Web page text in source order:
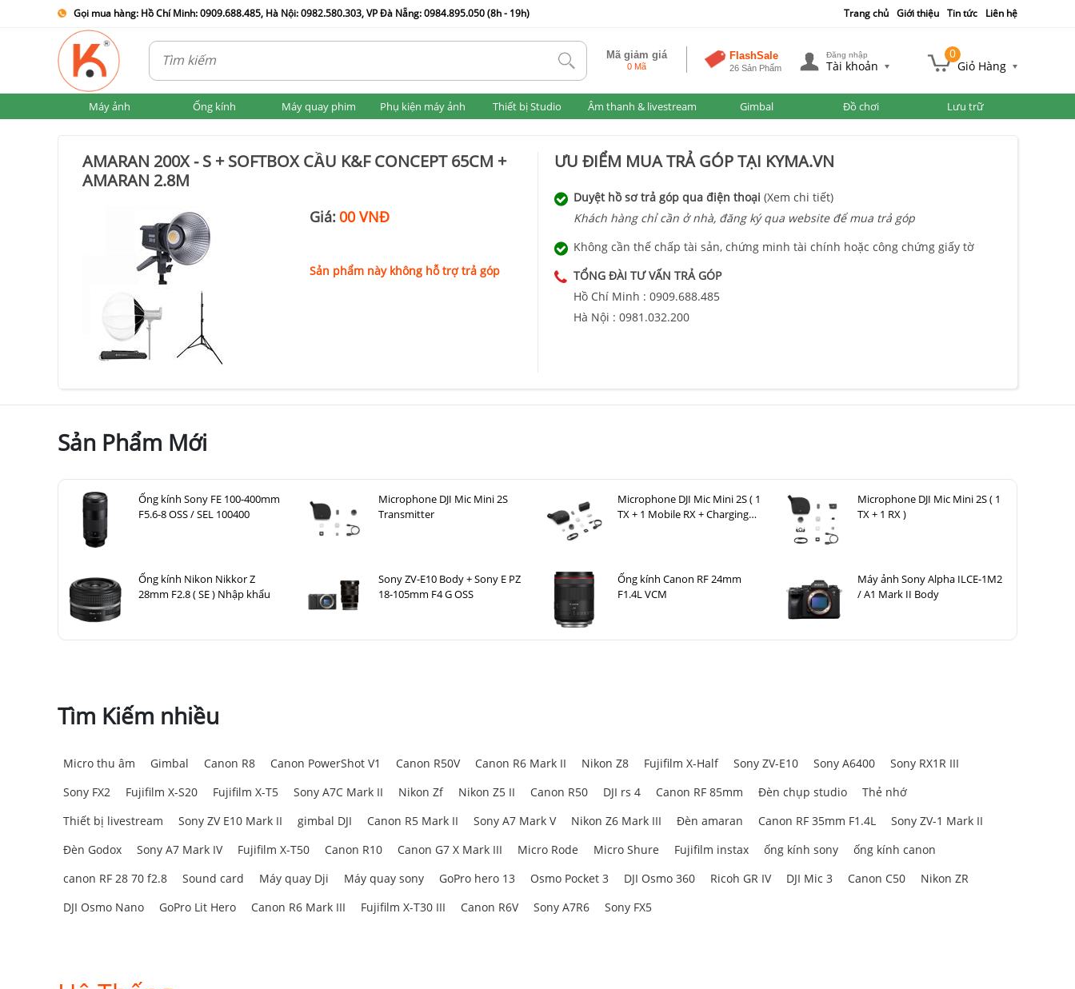
Gọi mua hàng: Hồ Chí Minh: 0909.688.485, Hà Nội: 0982.580.303, VP Đà Nẵng: 0984.895.050 (8h - 19h) Trang chủ Giới thiệu Tin tức Liên hệ
tlk Mã giảm giá
0 Mã
FlashSale
26 Sản Phẩm
Đăng nhập
Tài khoản
0
Giỏ Hàng
Máy ảnh Ống kính Máy quay phim Phụ kiện máy ảnh Thiết bị Studio Âm thanh & livestream Gimbal Đồ chơi Lưu trữ
AMARAN 200X - S + SOFTBOX CẦU K&F CONCEPT 65CM +
AMARAN 2.8M
Giá: 00 VNĐ
Sản phẩm này không hỗ trợ trả góp
ƯU ĐIỂM MUA TRẢ GÓP TẠI KYMA.VN
Duyệt hồ sơ trả góp qua điện thoại (Xem chi tiết)
Khách hàng chỉ cần ở nhà, đăng ký qua website để mua trả góp
Không cần thế chấp tài sản, chứng minh tài chính hoặc công chứng giấy tờ
TỔNG ĐÀI TƯ VẤN TRẢ GÓP
Hồ Chí Minh : 0909.688.485
Hà Nội : 0981.032.200
Sản Phẩm Mới
Ống kính Sony FE 100-400mm
F5.6-8 OSS / SEL 100400
Microphone DJI Mic Mini 2S
Transmitter
Microphone DJI Mic Mini 2S ( 1
TX + 1 Mobile RX + Charging
Microphone DJI Mic Mini 2S ( 1
TX + 1 RX )
Ống kính Nikon Nikkor Z
28mm F2.8 ( SE ) Nhập khẩu
Sony ZV-E10 Body + Sony E PZ
18-105mm F4 G OSS
Ống kính Canon RF 24mm
F1.4L VCM
Máy ảnh Sony Alpha ILCE-1M2
/ A1 Mark II Body
Tìm Kiếm nhiều
Micro thu âm Gimbal Canon R8 Canon PowerShot V1 Canon R50V Canon R6 Mark II Nikon Z8 Fujifilm X-Half Sony ZV-E10 Sony A6400
Sony RX1R III
Sony FX2
Fujifilm X-S20 Fujifilm X-T5 Sony A7C Mark II Nikon Zf Nikon Z5 II Canon R50 DJI rs 4 Canon RF 85mm Đèn chụp studio
Thẻ nhớ
Thiết bị livestream
Sony ZV E10 Mark II gimbal DJI Canon R5 Mark II Sony A7 Mark V Nikon Z6 Mark III Đèn amaran Canon RF 35mm F1.4L
Sony ZV-1 Mark II
Đèn Godox
Sony A7 Mark IV Fujifilm X-T50 Canon R10 Canon G7 X Mark III Micro Rode Micro Shure Fujifilm instax ống kính sony
ống kính canon
canon RF 28 70 f2.8
Sound card Máy quay Dji Máy quay sony GoPro hero 13 Osmo Pocket 3 DJI Osmo 360 Ricoh GR IV DJI Mic 3 Canon C50
Nikon ZR
DJI Osmo Nano
GoPro Lit Hero Canon R6 Mark III Fujifilm X-T30 III Canon R6V Sony A7R6 Sony FX5